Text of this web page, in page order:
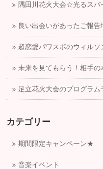
隅田川花火大会☆光るスパ
良い出会いがあったご報告
超恋愛パワスポのウィル
未来を見てもらう！相手
足立花火大会のプログラ
カテゴリー
期間限定キャンペーン★
音楽イベント